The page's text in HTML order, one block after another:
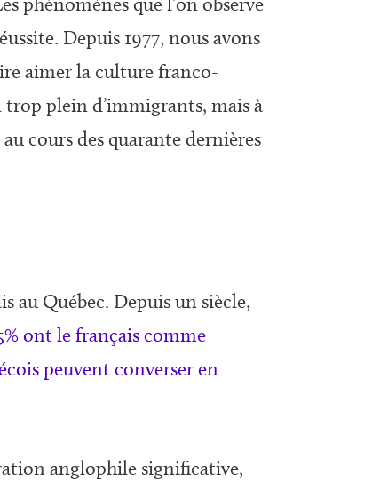
Depuis 1977, nous avons
aimer la culture franco-
trop plein d’immigrants, mais à
cours des quarante dernières
au Québec. Depuis un siècle,
ont le français comme
peuvent converser en
anglophile significative,